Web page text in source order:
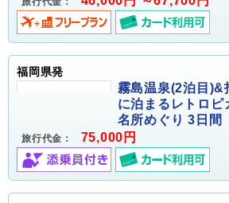
福岡県発
霧島温泉(2泊目)&
に泊まるレトロピ
名所めぐり 3日間
旅行代金： 75,000円